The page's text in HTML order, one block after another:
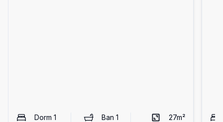
Dorm 1 Ban 1 27m²